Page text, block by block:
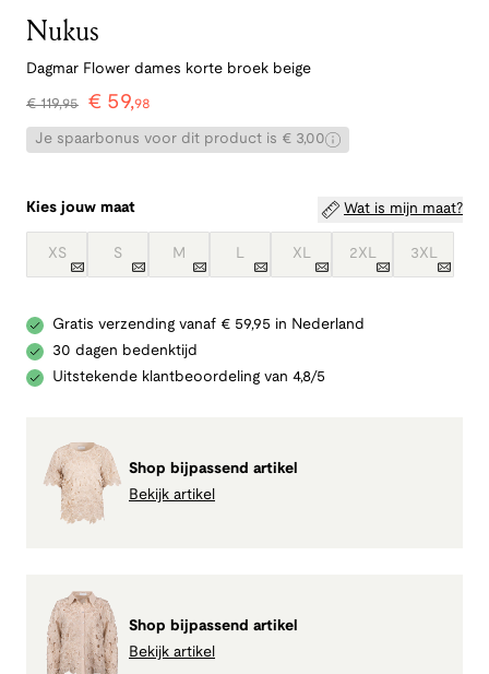
Nukus
Dagmar Flower dames korte broek beige
€119,95 € 59,98
Je spaarbonus voor dit product is € 3,00
Kies jouw maat Wat is mijn maat?
XS S M L XL 2XL 3XL
Gratis verzending vanaf € 59,95 in Nederland
30 dagen bedenktijd
Uitstekende klantbeoordeling van 4,8/5
Shop bijpassend artikel
Bekijk artikel
Shop bijpassend artikel
Bekijk artikel